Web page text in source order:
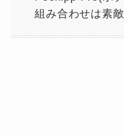
組み合わせは素